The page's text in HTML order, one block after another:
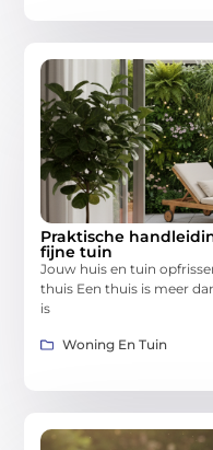
Praktische
fijne tuin
Jouw huis en tuin
thuis Een thuis is meer
is
Woning En Tuin